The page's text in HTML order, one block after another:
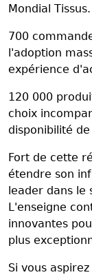
Mondial Tissus.
700
l'adoption
expérience
120 000
choix
disponibilité
Fort de cette
étendre son
leader dans le
L'enseigne
innovantes
plus
Si vous